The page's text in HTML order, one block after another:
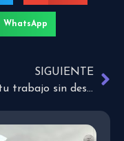
WhatsApp
SIGUIENTE
Haz tu trabajo sin desanimarte